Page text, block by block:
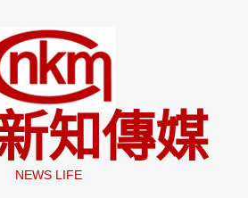
知傳媒
NEWS LIFE